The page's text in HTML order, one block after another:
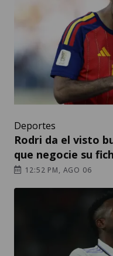
Deportes
Rodri da el visto
que negocie su
12:52 PM, AGO 06